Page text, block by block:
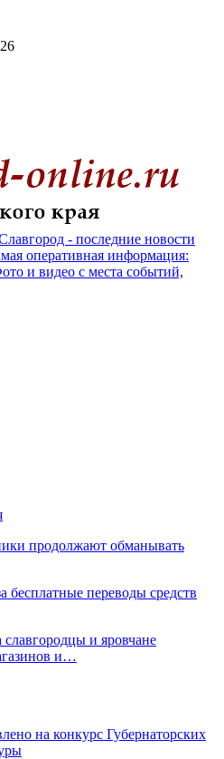
- последние новости
оперативная информация:
и видео с места событий,
продолжают обманывать
бесплатные переводы средств
славгородцы и яровчане
и…
на конкурс Губернаторских